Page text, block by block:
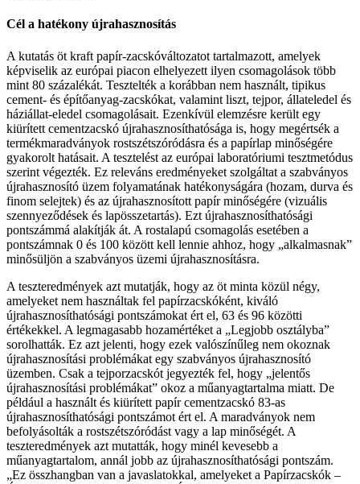
Cél a hatékony újrahasznosítás
A kutatás öt kraft papír-zacskóváltozatot tartalmazott, amelyek
képviselik az európai piacon elhelyezett ilyen csomagolások több
mint 80 százalékát. Tesztelték a korábban nem használt, tipikus
cement- és építőanyag-zacskókat, valamint liszt, tejpor, állateledel és
háziállat-eledel csomagolásait. Ezenkívül elemzésre került egy
kiürített cementzacskó újrahasznosíthatósága is, hogy megértsék a
termékmaradványok rostszétszóródásra és a papírlap minőségére
gyakorolt hatásait. A tesztelést az európai laboratóriumi tesztmetódus
szerint végezték. Ez releváns eredményeket szolgáltat a szabványos
újrahasznosító üzem folyamatának hatékonyságára (hozam, durva és
finom selejtek) és az újrahasznosított papír minőségére (vizuális
szennyeződések és lapösszetartás). Ezt újrahasznosíthatósági
pontszámmá alakítják át. A rostalapú csomagolás esetében a
pontszámnak 0 és 100 között kell lennie ahhoz, hogy „alkalmasnak”
minősüljön a szabványos üzemi újrahasznosításra.
A teszteredmények azt mutatják, hogy az öt minta közül négy,
amelyeket nem használtak fel papírzacskóként, kiváló
újrahasznosíthatósági pontszámokat ért el, 63 és 96 közötti
értékekkel. A legmagasabb hozamértéket a „Legjobb osztályba”
sorolhatták. Ez azt jelenti, hogy ezek valószínűleg nem okoznak
újrahasznosítási problémákat egy szabványos újrahasznosító
üzemben. Csak a tejporzacskót jegyezték fel, hogy „jelentős
újrahasznosítási problémákat” okoz a műanyagtartalma miatt. De
például a használt és kiürített papír cementzacskó 83-as
újrahasznosíthatósági pontszámot ért el. A maradványok nem
befolyásolták a rostszétszóródást vagy a lap minőségét. A
teszteredmények azt mutatták, hogy minél kevesebb a
műanyagtartalom, annál jobb az újrahasznosíthatósági pontszám.
„Ez összhangban van a javaslatokkal, amelyeket a Papírzacskók –